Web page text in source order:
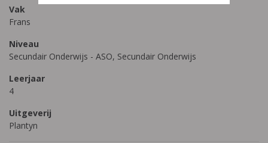
Vak
Frans
Niveau
Secundair Onderwijs - ASO, Secundair Onderwijs
Leerjaar
4
Uitgeverij
Plantyn